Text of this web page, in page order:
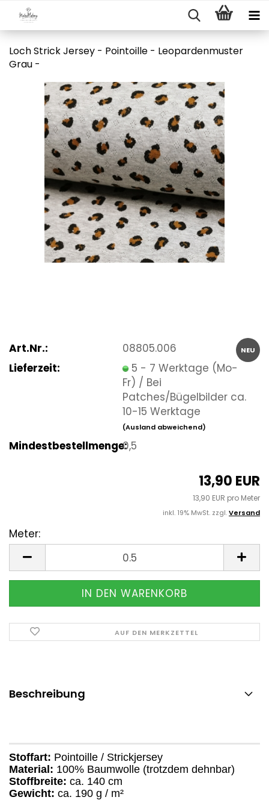
Loch Strick Jersey - Pointoille - Leopardenmuster
Grau -
NEU
Art.Nr.:
08805.006
Lieferzeit:
5 - 7 Werktage (Mo-
Fr) / Bei
Patches/Bügelbilder ca.
10-15 Werktage
(Ausland abweichend)
Mindestbestellmenge:0,5
13,90 EUR
13,90 EUR pro Meter
inkl. 19% MwSt. zzgl.Versand
Meter:
AUF DEN MERKZETTEL
Beschreibung
Stoffart: Pointoille / Strickjersey
Material: 100% Baumwolle (trotzdem dehnbar)
Stoffbreite: ca. 140 cm
Gewicht: ca. 190 g / m²